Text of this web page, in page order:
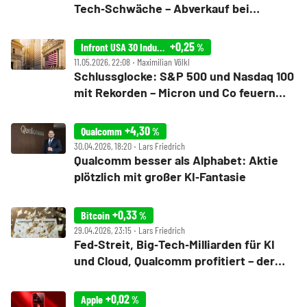
Tech‑Schwäche – Abverkauf bei
Infront USA 30 Industrial +0,25%
11.05.2026, 22:08 ‧ Maximilian Völkl
Schlussglocke: S&P 500 und Nasdaq 100
mit Rekorden – Micron und Co feuern
Qualcomm +4,30%
30.04.2026, 18:20 ‧ Lars Friedrich
Qualcomm besser als Alphabet: Aktie
plötzlich mit großer KI‑Fantasie
Bitcoin +0,33%
29.04.2026, 23:15 ‧ Lars Friedrich
Fed‑Streit, Big‑Tech‑Milliarden für KI
und Cloud, Qualcomm profitiert – der
Apple +0,02%